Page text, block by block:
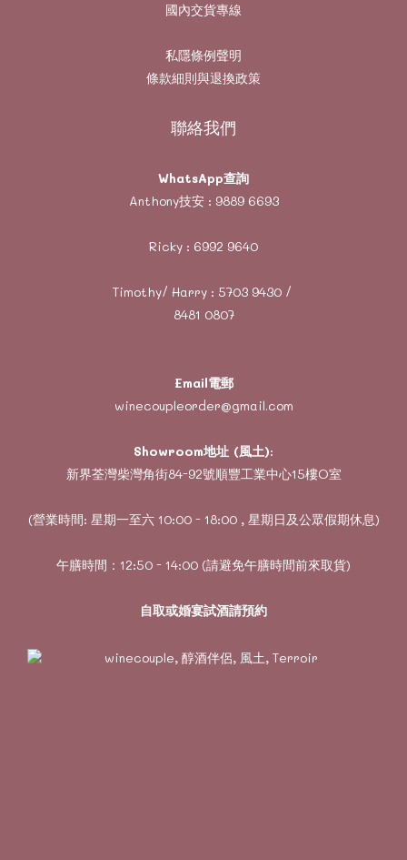
國內交貨專線
私隱條例聲明
條款細則與退換政策
聯絡我們
WhatsApp查詢
Anthony技安 : 9889 6693
Ricky : 6992 9640
Timothy/ Harry : 5703 9430/
8481 0807
Email電郵
winecoupleorder@gmail.com
Showroom地址 (風土):
新界荃灣柴灣角街84-92號順豐工業中心15樓O室
(營業時間: 星期一至六 10:00 - 18:00 , 星期日及公眾假期休息)
午膳時間：12:50 - 14:00 (請避免午膳時間前來取貨)
自取或婚宴試酒請預約